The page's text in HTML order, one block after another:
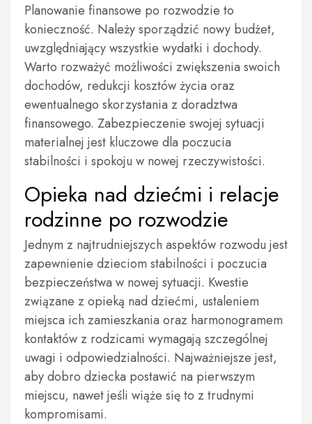
Planowanie finansowe po rozwodzie to
konieczność. Należy sporządzić nowy budżet,
uwzględniający wszystkie wydatki i dochody.
Warto rozważyć możliwości zwiększenia swoich
dochodów, redukcji kosztów życia oraz
ewentualnego skorzystania z doradztwa
finansowego. Zabezpieczenie swojej sytuacji
materialnej jest kluczowe dla poczucia
stabilności i spokoju w nowej rzeczywistości.
Opieka nad dziećmi i relacje
rodzinne po rozwodzie
Jednym z najtrudniejszych aspektów rozwodu jest
zapewnienie dzieciom stabilności i poczucia
bezpieczeństwa w nowej sytuacji. Kwestie
związane z opieką nad dziećmi, ustaleniem
miejsca ich zamieszkania oraz harmonogramem
kontaktów z rodzicami wymagają szczególnej
uwagi i odpowiedzialności. Najważniejsze jest,
aby dobro dziecka postawić na pierwszym
miejscu, nawet jeśli wiąże się to z trudnymi
kompromisami.